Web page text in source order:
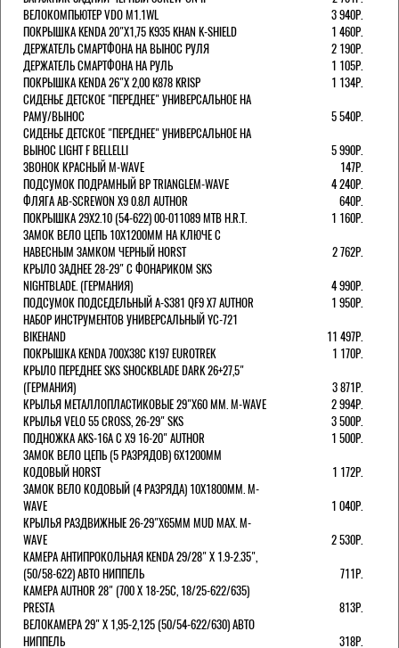
ВЕЛОКОМПЬЮТЕР VDO M1.1WL
3 940Р.
ПОКРЫШКА KENDA 20"Х1,75 K935 KHAN K-SHIELD
1 460Р.
ДЕРЖАТЕЛЬ СМАРТФОНА НА ВЫНОС РУЛЯ
2 190Р.
ДЕРЖАТЕЛЬ СМАРТФОНА НА РУЛЬ
1 105Р.
ПОКРЫШКА KENDA 26"Х 2,00 K878 KRISP
1 134Р.
СИДЕНЬЕ ДЕТСКОЕ "ПЕРЕДНЕЕ" УНИВЕРСАЛЬНОЕ НА
РАМУ/ВЫНОС
5 540Р.
СИДЕНЬЕ ДЕТСКОЕ "ПЕРЕДНЕЕ" УНИВЕРСАЛЬНОЕ НА
ВЫНОС LIGHT F BELLELLI
5 990Р.
ЗВОНОК КРАСНЫЙ M-WAVE
147Р.
ПОДСУМОК ПОДРАМНЫЙ BP TRIANGLEM-WAVE
4 240Р.
ФЛЯГА AB-SCREWON X9 0.8Л AUTHOR
640Р.
ПОКРЫШКА 29X2.10 (54-622) 00-011089 MTB H.R.T.
1 160Р.
ЗАМОК ВЕЛО ЦЕПЬ 10Х1200ММ НА КЛЮЧЕ С
НАВЕСНЫМ ЗАМКОМ ЧЕРНЫЙ HORST
2 762Р.
КРЫЛО ЗАДНЕЕ 28-29" С ФОНАРИКОМ SKS
NIGHTBLADE. (ГЕРМАНИЯ)
4 990Р.
ПОДСУМОК ПОДСЕДЕЛЬНЫЙ A-S381 QF9 X7 AUTHOR
1 950Р.
НАБОР ИНСТРУМЕНТОВ УНИВЕРСАЛЬНЫЙ YC-721
BIKEHAND
11 497Р.
ПОКРЫШКА KENDA 700Х38С K197 EUROTREK
1 170Р.
КРЫЛО ПЕРЕДНЕЕ SKS SHOCKBLADE DARK 26+27,5"
(ГЕРМАНИЯ)
3 871Р.
КРЫЛЬЯ МЕТАЛЛОПЛАСТИКОВЫЕ 29"Х60 ММ. M-WAVE
2 994Р.
КРЫЛЬЯ VELO 55 CROSS, 26-29" SKS
3 500Р.
ПОДНОЖКА AKS-16A C X9 16-20" AUTHOR
1 500Р.
ЗАМОК ВЕЛО ЦЕПЬ (5 РАЗРЯДОВ) 6Х1200ММ
КОДОВЫЙ HORST
1 172Р.
ЗАМОК ВЕЛО КОДОВЫЙ (4 РАЗРЯДА) 10Х1800ММ. M-
WAVE
1 040Р.
КРЫЛЬЯ РАЗДВИЖНЫЕ 26-29"Х65ММ MUD MAX. M-
WAVE
2 530Р.
КАМЕРА АНТИПРОКОЛЬНАЯ KENDA 29/28" Х 1.9-2.35",
(50/58-622) АВТО НИППЕЛЬ
711Р.
КАМЕРА AUTHOR 28" (700 Х 18-25С, 18/25-622/635)
PRESTA
813Р.
ВЕЛОКАМЕРА 29" X 1,95-2,125 (50/54-622/630) АВТО
НИППЕЛЬ
318Р.